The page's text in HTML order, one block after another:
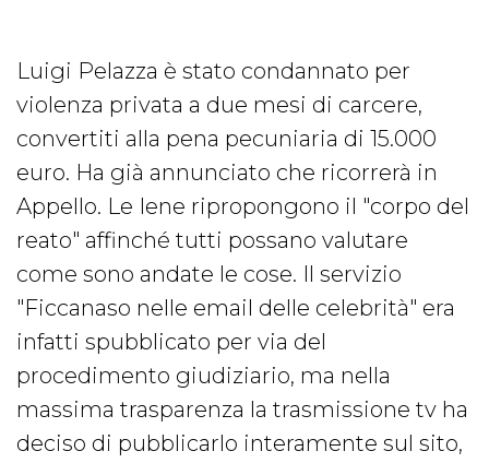
Luigi Pelazza è stato condannato per
violenza privata a due mesi di carcere,
convertiti alla pena pecuniaria di 15.000
euro. Ha già annunciato che ricorrerà in
Appello. Le Iene ripropongono il "corpo del
reato" affinché tutti possano valutare
come sono andate le cose. Il servizio
"Ficcanaso nelle email delle celebrità" era
infatti spubblicato per via del
procedimento giudiziario, ma nella
massima trasparenza la trasmissione tv ha
deciso di pubblicarlo interamente sul sito,